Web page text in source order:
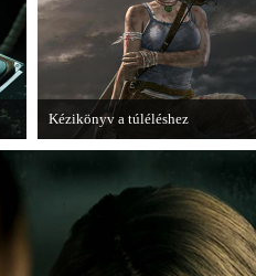
Kézikönyv a túléléshez
manapság már kötelező